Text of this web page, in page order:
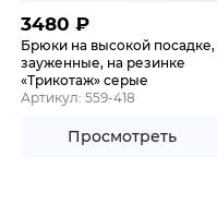
3480 ₽
Брюки на высокой посадке,
зауженные, на резинке
«Трикотаж» серые
Артикул: 559-418
Просмотреть